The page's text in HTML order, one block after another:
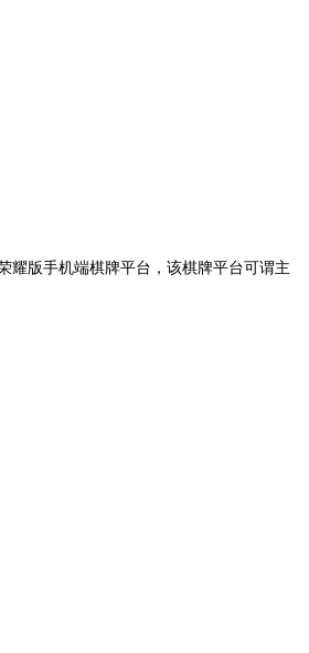
耀版手机端棋牌平台，该棋牌平台可谓主